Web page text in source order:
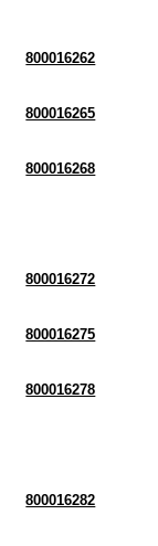
800016262
800016265
800016268
800016272
800016275
800016278
800016282